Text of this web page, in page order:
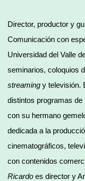
Director, productor y
Comunicación con
Universidad del Valle
seminarios, coloquios
streaming y televisión.
distintos programas de
con su hermano
dedicada a la
cinematográficos,
con contenidos
Ricardo es director y